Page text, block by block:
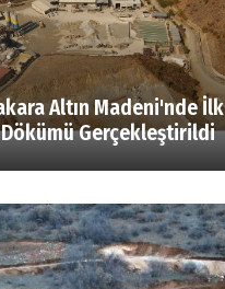
Altın Madeni'nde İlk
Dökümü Gerçekleştirildi